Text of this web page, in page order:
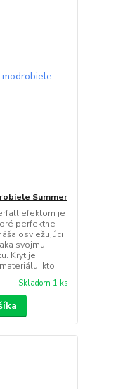
Summer
efektom je
perfektne
osviežujúci
svojmu
Kryt je
kto
Skladom 1 ks